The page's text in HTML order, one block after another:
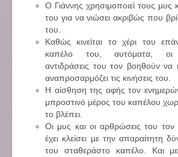
Ο Γιάννης χρησιμοποιεί τους μυς
του για να νιώσει ακριβώς που
του.
Καθώς κινείται το χέρι του
καπέλο του, αυτόματα, οι
αντιδράσεις του τον βοηθούν να
αναπροσαρμόζει τις κινήσεις του.
Η αίσθηση της αφής τον
μπροστινό μέρος του καπέλου
το βλέπει.
Οι μυς και οι αρθρώσεις του τον
έχει κλείσει με την απαραίτητη
του σταθεράστο καπέλο. Και